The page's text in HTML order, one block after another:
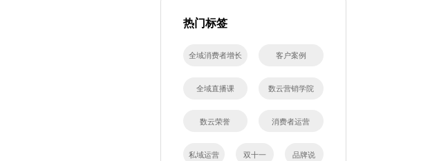
热门标签
全域消费者增长 客户案例
全域直播课 数云营销学院
数云荣誉 消费者运营
私域运营 双十一 品牌说